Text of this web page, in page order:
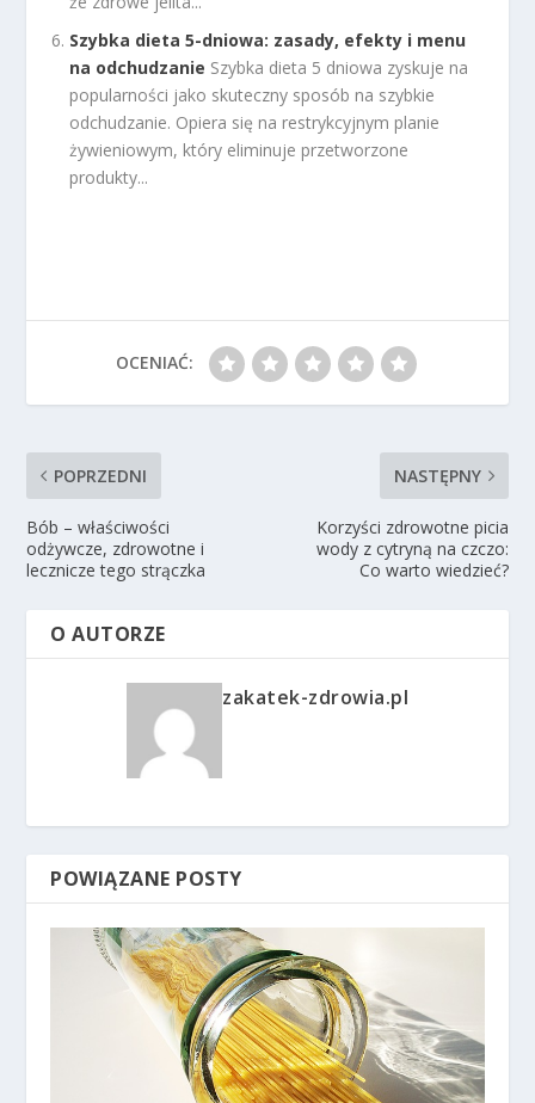
Szybka dieta 5-dniowa: zasady, efekty i menu
na odchudzanie Szybka dieta 5 dniowa zyskuje na
popularności jako skuteczny sposób na szybkie
odchudzanie. Opiera się na restrykcyjnym planie
żywieniowym, który eliminuje przetworzone
produkty...
OCENIAĆ:
POPRZEDNI
Bób – właściwości
odżywcze, zdrowotne i
lecznicze tego strączka
NASTĘPNY
Korzyści zdrowotne picia
wody z cytryną na czczo:
Co warto wiedzieć?
O AUTORZE
zakatek-zdrowia.pl
POWIĄZANE POSTY